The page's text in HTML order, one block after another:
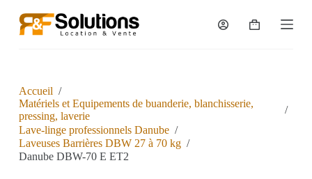
u
o
n
Accueil /
Matériels et Equipements de buanderie, blanchisserie,
pressing, laverie
/
Lave-linge professionnels Danube /
Laveuses Barrières DBW 27 à 70 kg /
Danube DBW-70 E ET2